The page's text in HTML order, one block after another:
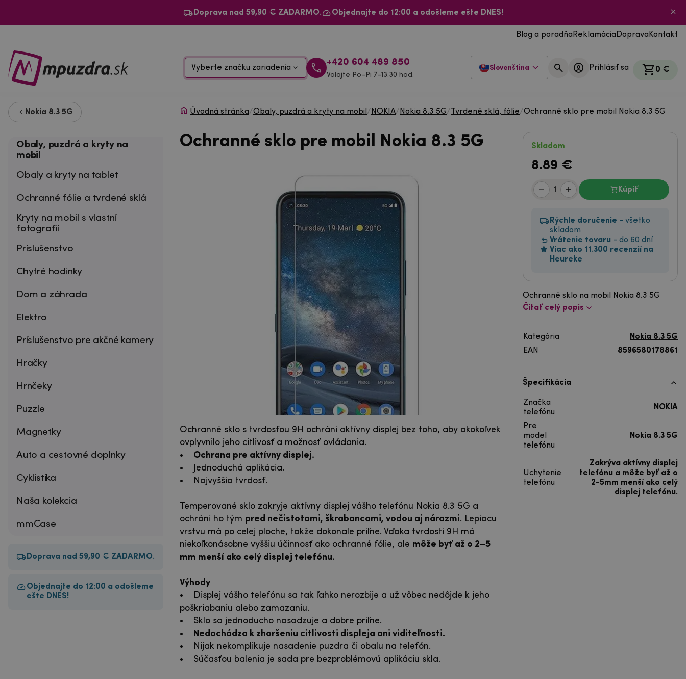
Doprava nad 59,90 € ZADARMO. Objednajte do 12:00 a odošleme ešte DNES!
Blog a poradňa Reklamácia Doprava Kontakt
Vyberte značku zariadenia
+420 604 489 850
Volajte Po–Pi 7–13.30 hod.
Slovenština Prihlásiť sa 0 €
Nokia 8.3 5G
Obaly, puzdrá a kryty na
mobil
Obaly a kryty na tablet
Ochranné fólie a tvrdené sklá
Kryty na mobil s vlastní
fotografií
Príslušenstvo
Chytré hodinky
Dom a záhrada
Elektro
Príslušenstvo pre akčné kamery
Hračky
Hrnčeky
Puzzle
Magnetky
Auto a cestovné doplnky
Cyklistika
Naša kolekcia
mmCase
Doprava nad 59,90 € ZADARMO.
Objednajte do 12:00 a odošleme
ešte DNES!
Úvodná stránka/Obaly, puzdrá a kryty na mobil / NOKIA/ Nokia 8.3 5G/ Tvrdené sklá, fólie/Ochranné sklo pre mobil Nokia 8.3 5G
Ochranné sklo pre mobil Nokia 8.3 5G
Ochranné sklo s tvrdosťou 9H ochráni aktívny displej bez toho, aby akokoľvek
ovplyvnilo jeho citlivosť a možnosť ovládania.
• Ochrana pre aktívny displej.
• Jednoduchá aplikácia.
• Najvyššia tvrdosť.
Temperované sklo zakryje aktívny displej vášho telefónu Nokia 8.3 5G a
ochráni ho tým pred nečistotami, škrabancami, vodou aj nárazmi. Lepiacu
vrstvu má po celej ploche, takže dokonale priľne. Vďaka tvrdosti 9H má
niekoľkonásobne vyššiu účinnosť ako ochranné fólie, ale môže byť až o 2–5
mm menší ako celý displej telefónu.
Výhody
• Displej vášho telefónu sa tak ľahko nerozbije a už vôbec nedôjde k jeho
poškriabaniu alebo zamazaniu.
• Sklo sa jednoducho nasadzuje a dobre priľne.
•
Nedochádza k zhoršeniu citlivosti displeja ani viditeľnosti.
• Nijak nekomplikuje nasadenie puzdra či obalu na telefón.
• Súčasťou balenia je sada pre bezproblémovú aplikáciu skla.
Skladom
8.89 €
Kúpiť
Rýchle doručenie - všetko
skladom
Vrátenie tovaru - do 60 dní
Viac ako 11.300 recenzií na
Heureke
Ochranné sklo na mobil Nokia 8.3 5G
Čítať celý popis
Kategória
Nokia 8.3 5G
EAN
8596580178861
Špecifikácia
Značka
telefónu
NOKIA
Pre
model
telefónu
Nokia 8.3 5G
Uchytenie
telefónu
Zakrýva aktívny displej
telefónu a môže byť až o
2-5mm menší ako celý
displej telefónu.